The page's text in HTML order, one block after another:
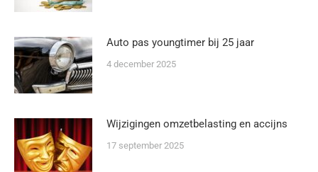
Auto pas youngtimer bij 25 jaar
4 december 2025
Wijzigingen omzetbelasting en accijns
17 september 2025